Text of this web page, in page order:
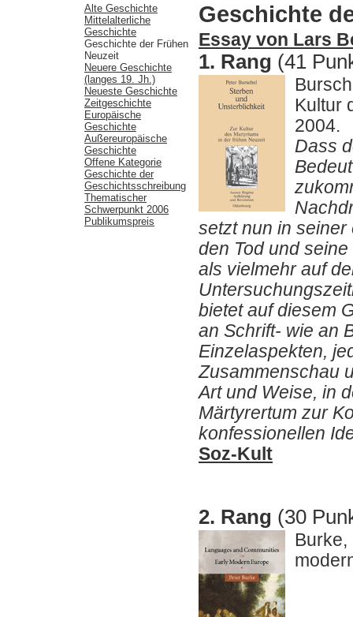
Alte Geschichte
Mittelalterliche
Geschichte
Geschichte der Frühen
Neuzeit
Neuere Geschichte
(langes 19. Jh.)
Neueste Geschichte
Zeitgeschichte
Europäische
Geschichte
Außereuropäische
Geschichte
Offene Kategorie
Geschichte der
Geschichtsschreibung
Thematischer
Schwerpunkt 2006
Publikumspreis
Geschichte
Essay von Lars
1. Rang (41
Kultur
2004.
Dass
setzt nun in
den Tod und
als vielmehr auf
bietet auf diesem
an Schrift- wie an
Einzelaspekten,
Zusammenschau
Art und Weise, in
Märtyrertum zur
konfessionellen
Soz-Kult
2. Rang (30